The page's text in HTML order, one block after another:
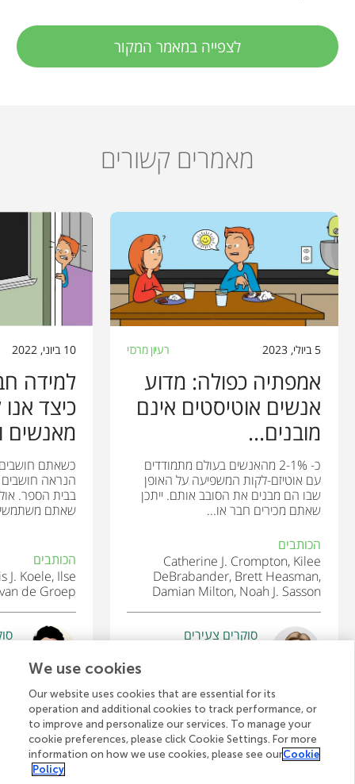
לצפייה במאמר המקור
מאמרים קשורים
5 ביולי, 2023 רעיון מרכזי
אמפתיה כפולה: מדוע
אנשים אוטיסטים אינם
מובנים...
כ- 2-1% מהאנשים בעולם מתמודדים
עם אוטיזם-לקות המשפיעה על האופן
שבו הם מבנים את הסובב אותם. ייתכן
שאתם מכירים חבר או...
הכותבים
Catherine J. Crompton, Kilee
DeBrabander, Brett Heasman,
Damian Milton, Noah J. Sasson
סוקרים צעירים
10 ביוני, 2022
למידה
כיצד
מאנשים
כשאתם
הנראה
בבית הספר.
שאתם
הכותבים
J. Koele, Ilse
de Groep
לצפייה בכל המאמרים
We use cookies
Our website uses cookies that are essential for its
operation and additional cookies to track performance, or
to improve and personalize our services. To manage your
cookie preferences, please click Cookie Settings. For more
information on how we use cookies, please see ourCookie
Policy